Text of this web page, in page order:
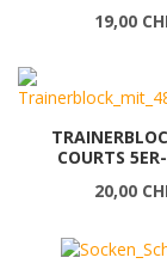
19,00
COURTS
20,00